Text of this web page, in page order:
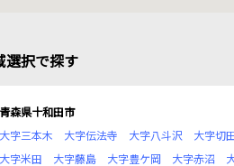
選択で探す
青森県十和田市
大字三本木
大字伝法寺 大字八斗沢 大字切
大字米田
大字藤島 大字豊ケ岡 大字赤沼